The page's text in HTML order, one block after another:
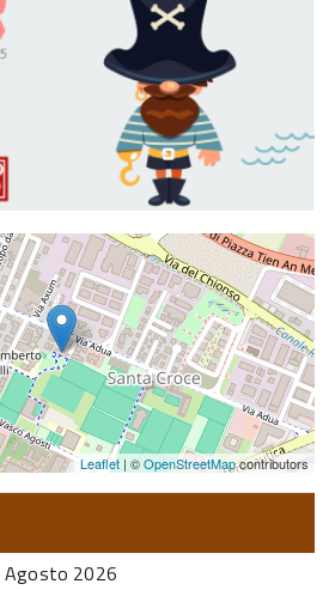
Leaflet | ©OpenStreetMapcontributors
Agosto 2026